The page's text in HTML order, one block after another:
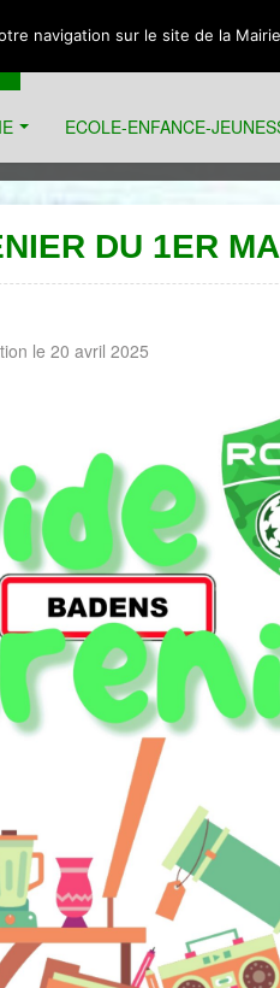
ECOLE-ENFANCE-
et associatives sur la commune
DU 1ER
le 20 avril 2025
navigation sur le site de la